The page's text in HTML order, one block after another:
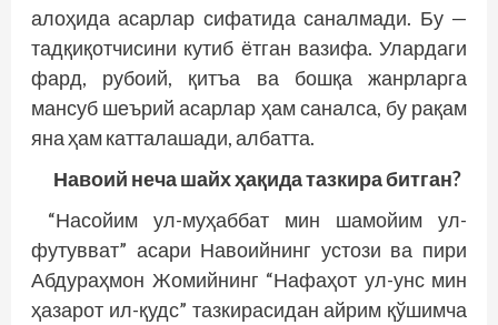
алоҳида асарлар сифатида саналмади. Бу —
тадқиқотчисини кутиб ётган вазифа. Улардаги
фард, рубоий, қитъа ва бошқа жанрларга
мансуб шеърий асарлар ҳам саналса, бу рақам
яна ҳам катталашади, албатта.
Навоий неча шайх ҳақида тазкира битган?
“Насойим ул-муҳаббат мин шамойим ул-
футувват” асари Навоийнинг устози ва пири
Абдураҳмон Жомийнинг “Нафаҳот ул-унс мин
ҳазарот ил-қудс” тазкирасидан айрим қўшимча